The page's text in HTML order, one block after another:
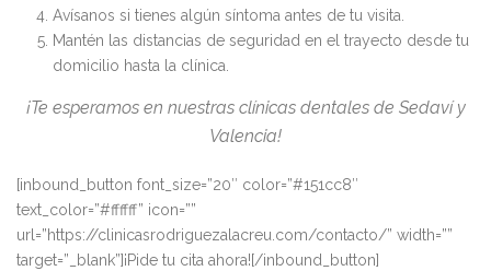
Avísanos si tienes algún síntoma antes de tu visita.
Mantén las distancias de seguridad en el trayecto desde tu
domicilio hasta la clínica.
¡Te esperamos en nuestras clínicas dentales de Sedaví y
Valencia!
[inbound_button font_size=”20″ color=”#151cc8″
text_color=”#ffffff” icon=””
url=”https://clinicasrodriguezalacreu.com/contacto/” width=””
target=”_blank”]¡Pide tu cita ahora![/inbound_button]